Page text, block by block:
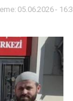
05.06.2026 -